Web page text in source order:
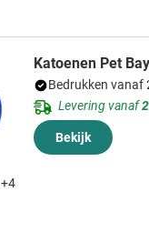
+4
Katoenen Pet
Bedrukken vanaf
Levering vanaf
Bekijk